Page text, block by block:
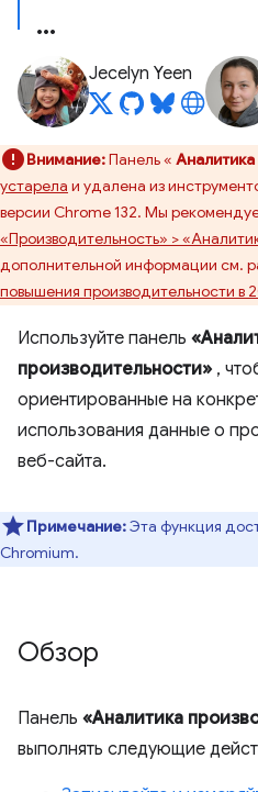
Jecelyn Yeen
Внимание:Панель «
устарела и удалена из
версии Chrome 132. Мы
«Производительность» >
дополнительной информации см.
повышения производительности в
Используйте панель
производительности» ,
ориентированные на
использования данные о
веб-сайта.
Примечание:Эта функция
Chromium.
Обзор
Панель «Аналитика
выполнять следующие